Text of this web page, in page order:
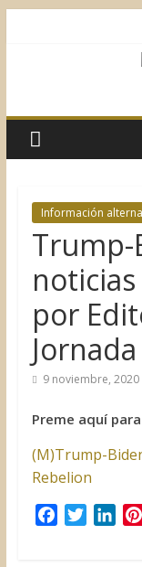
do
Vento
Asociación
Sociocultural
Información
Trump-
por
Jornada
9 noviembre, 2020
Preme aquí
(M)Trump-
Rebelion